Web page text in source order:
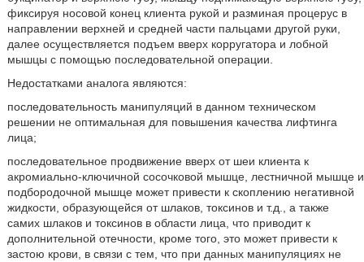
фиксируя носовой конец клиента рукой и разминая процерус в
направлении верхней и средней части пальцами другой руки,
далее осуществляется подъем вверх корругатора и лобной
мышцы с помощью последовательной операции.
Недостатками аналога являются:
последовательность манипуляций в данном техническом
решении не оптимальная для повышения качества лифтинга
лица;
последовательное продвижение вверх от шеи клиента к
акромиально-ключичной сосочковой мышце, лестничной мышце и
подбородочной мышце может привести к скоплению негативной
жидкости, образующейся от шлаков, токсинов и т.д., а также
самих шлаков и токсинов в области лица, что приводит к
дополнительной отечности, кроме того, это может привести к
застою крови, в связи с тем, что при данных манипуляциях не